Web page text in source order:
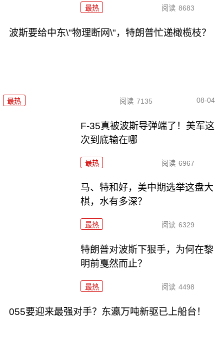
最热 阅读 8683
波斯要给中东\"物理断网\"，特朗普忙递橄榄枝？
最热 阅读 7135 08-04
F-35真被波斯导弹端了！美军这
次到底输在哪
最热 阅读 6967
马、特和好，美中期选举这盘大
棋，水有多深？
最热 阅读 6329
特朗普对波斯下狠手，为何在黎
明前戛然而止？
最热 阅读 4498
055要迎来最强对手？东瀛万吨新驱已上船台！